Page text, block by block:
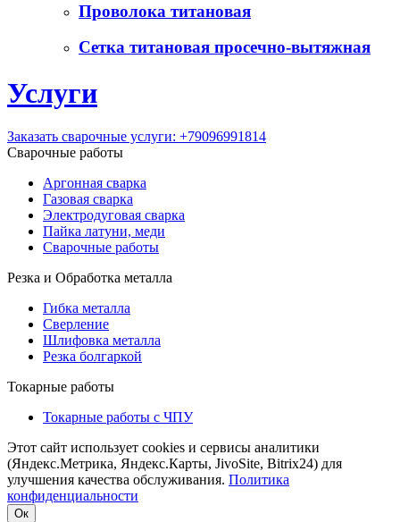
Проволока титановая
Сетка титановая просечно-вытяжная
Услуги
Заказать сварочные услуги: +79096991814
Сварочные работы
Аргонная сварка
Газовая сварка
Электродуговая сварка
Пайка латуни, меди
Сварочные работы
Резка и Обработка металла
Гибка металла
Сверление
Шлифовка металла
Резка болгаркой
Токарные работы
Токарные работы с ЧПУ
Этот сайт использует cookies и сервисы аналитики
(Яндекс.Метрика, Яндекс.Карты, JivoSite, Bitrix24) для
улучшения качества обслуживания. Политика
конфиденциальности
Ок